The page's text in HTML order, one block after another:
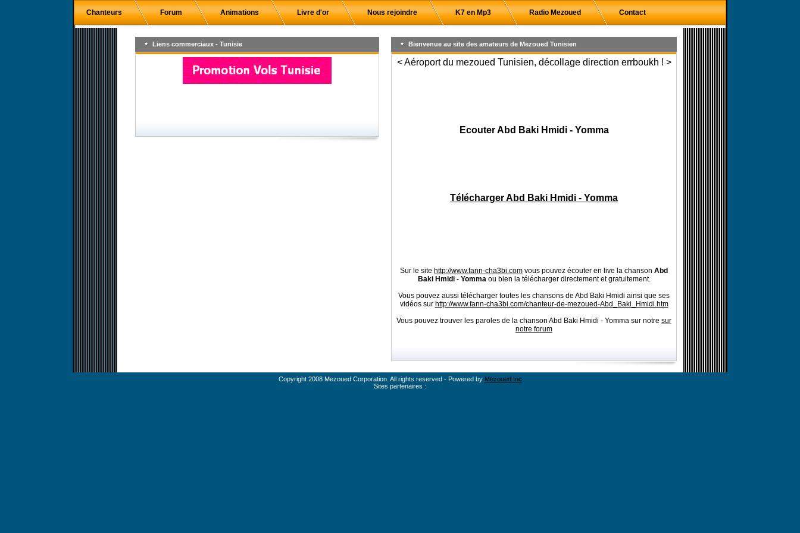
Chanteurs Forum Animations Livre d'or Nous rejoindre K7 en Mp3 Radio Mezoued Contact
Liens commerciaux - Tunisie Bienvenue au site des amateurs de Mezoued Tunisien
< Aéroport du mezoued Tunisien, décollage direction errboukh ! >
Ecouter Abd Baki Hmidi - Yomma
Télécharger Abd Baki Hmidi - Yomma
Sur le site http://www.fann-cha3bi.com vous pouvez écouter en live la chanson Abd
Baki Hmidi - Yommaou bien la télécharger directement et gratuitement.
Vous pouvez aussi télécharger toutes les chansons de Abd Baki Hmidi ainsi que ses
vidéos sur http://www.fann-cha3bi.com/chanteur-de-mezoued-Abd_Baki_Hmidi.htm
Vous pouvez trouver les paroles de la chanson Abd Baki Hmidi - Yomma sur notre sur
notre forum
Copyright 2008 Mezoued Corporation. All rights reserved - Powered by Mezoued Inc
Sites partenaires :